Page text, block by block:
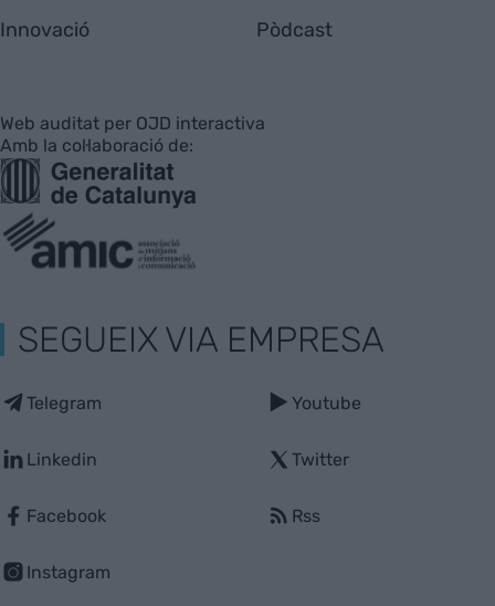
Innovació Pòdcast
Web auditat per OJD interactiva
Amb la col·laboració de:
SEGUEIX VIA EMPRESA
Telegram
Linkedin
Facebook
Instagram
Youtube
Twitter
Rss